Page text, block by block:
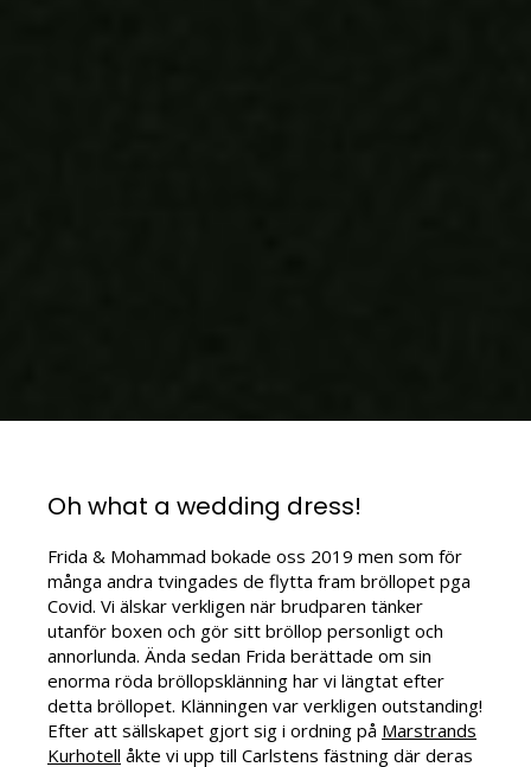
Oh what a wedding dress!
Frida & Mohammad bokade oss 2019 men som för
många andra tvingades de flytta fram bröllopet pga
Covid. Vi älskar verkligen när brudparen tänker
utanför boxen och gör sitt bröllop personligt och
annorlunda. Ända sedan Frida berättade om sin
enorma röda bröllopsklänning har vi längtat efter
detta bröllopet. Klänningen var verkligen outstanding!
Efter att sällskapet gjort sig i ordning på Marstrands
Kurhotell åkte vi upp till Carlstens fästning där deras